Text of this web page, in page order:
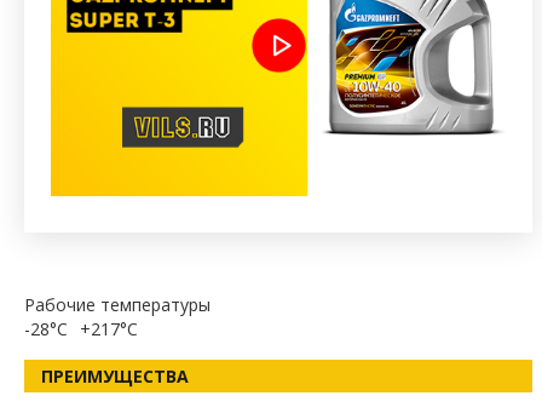
Рабочие температуры
-28°C
+217°C
ПРЕИМУЩЕСТВА